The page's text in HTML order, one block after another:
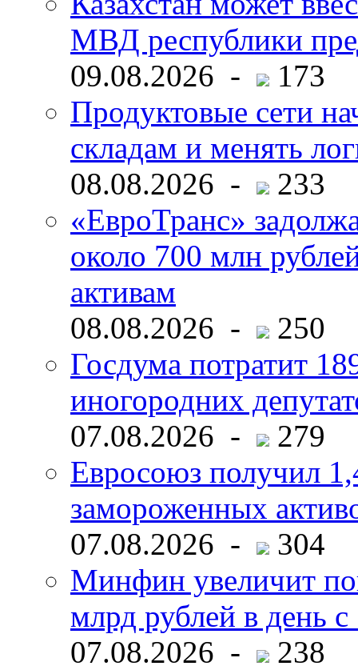
МВД республики
09.08.2026 -
173
Продуктовые сети
складам и менять
08.08.2026 -
233
«ЕвроТранс»
около 700 млн
активам
08.08.2026 -
250
Госдума потратит
иногородних
07.08.2026 -
279
Евросоюз получил
замороженных
07.08.2026 -
304
Минфин увеличит
млрд рублей в день с
07.08.2026 -
238